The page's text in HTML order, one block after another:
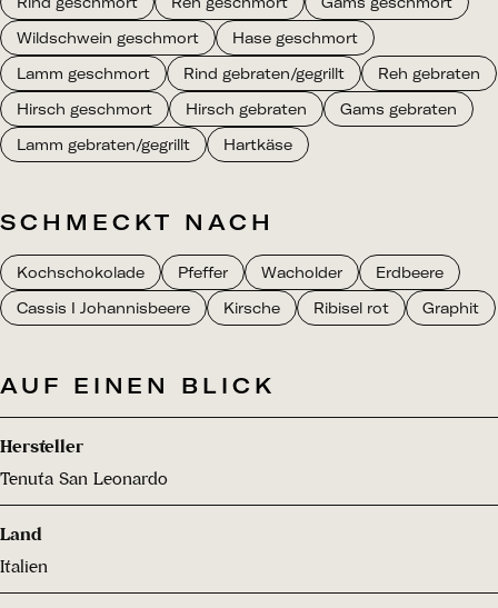
Wildschwein geschmort
Hase geschmort
Lamm geschmort
Rind gebraten/gegrillt
Reh gebraten
Hirsch geschmort
Hirsch gebraten
Gams gebraten
Lamm gebraten/gegrillt
Hartkäse
SCHMECKT NACH
Kochschokolade Pfeffer Wacholder
Erdbeere
Cassis I Johannisbeere
Kirsche Ribisel rot Graphit
AUF EINEN BLICK
Hersteller
Tenuta San Leonardo
Land
Italien